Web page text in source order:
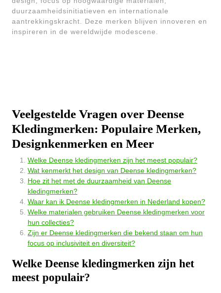
duurzaamheidsinitiatieven en internationale
aantrekkingskracht. Deze merken blijven innoveren en
inspireren in de wereldwijde modescene.
Veelgestelde Vragen over Deense
Kledingmerken: Populaire Merken,
Designkenmerken en Meer
Welke Deense kledingmerken zijn het meest populair?
Wat kenmerkt het design van Deense kledingmerken?
Hoe zit het met de duurzaamheid van Deense
kledingmerken?
Waar kan ik Deense kledingmerken in Nederland kopen?
Welke materialen gebruiken Deense kledingmerken voor
hun collecties?
Zijn er Deense kledingmerken die bekend staan om hun
focus op inclusiviteit en diversiteit?
Welke Deense kledingmerken zijn het
meest populair?